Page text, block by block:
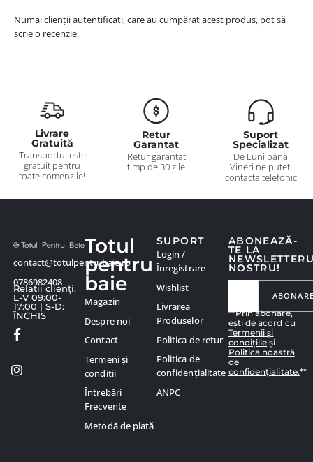
Numai clienții autentificați, care au cumpărat acest produs, pot să
scrie o recenzie.
Livrare
Gratuită
Transportul este
gratuit pentru
toate comenzile!
Retur
Garantat
Retur garantat
timp de 30 zile
Suport
Specializat
De Luni până
Vineri ne puteți
contacta telefonic
contact@totulpentrubaie.ro
0786982408
Relatii clienți:
L-V 09:00-
17:00 | S-D:
ÎNCHIS
ABONEAZĂ-
TE LA
NOSTRU!
**Prin abonare,
ești de acord cu
Termenii și
condițiile și
Politica noastră
de
confidențialitate.**
Totul
pentru
baie
Magazin
Despre noi
Contact
Termeni și
condiții
Întrebări
Frecvente
Metodă de plată
SUPORT
Login /
Înregistrare
Wishlist
Livrarea
Produselor
Politica de retur
Politica de
confidențialitate
ANPC